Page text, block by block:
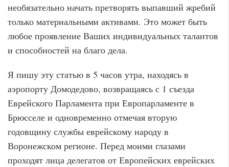
необязательно начать претворять выпавший жребий
только материальными активами. Это может быть
любое проявление Ваших индивидуальных талантов
и способностей на благо дела.
Я пишу эту статью в 5 часов утра, находясь в
аэропорту Домодедово, возвращаясь с 1 съезда
Еврейского Парламента при Европарламенте в
Брюсселе и одновременно отмечая вторую
годовщину службы еврейскому народу в
Воронежском регионе. Перед моими глазами
проходят лица делегатов от Европейских еврейских